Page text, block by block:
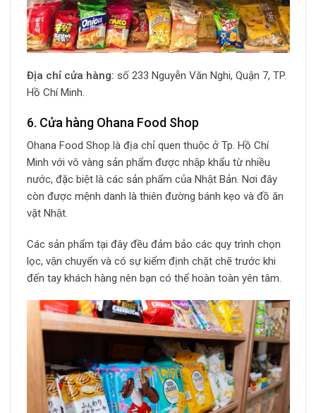
Địa chỉ cửa hàng: số 233 Nguyễn Văn Nghi, Quận 7, TP.
Hồ Chí Minh.
6. Cửa hàng Ohana Food Shop
Ohana Food Shop là địa chỉ quen thuộc ở Tp. Hồ Chí
Minh với vô vàng sản phẩm được nhập khẩu từ nhiều
nước, đặc biệt là các sản phẩm của Nhật Bản. Nơi đây
còn được mệnh danh là thiên đường bánh kẹo và đồ ăn
vặt Nhật.
Các sản phẩm tại đây đều đảm bảo các quy trình chọn
lọc, vận chuyển và có sự kiểm định chặt chẽ trước khi
đến tay khách hàng nên bạn có thể hoàn toàn yên tâm.